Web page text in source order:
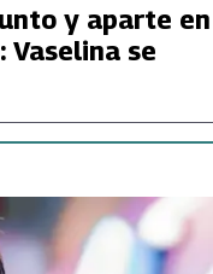
y aparte en
Vaselina se